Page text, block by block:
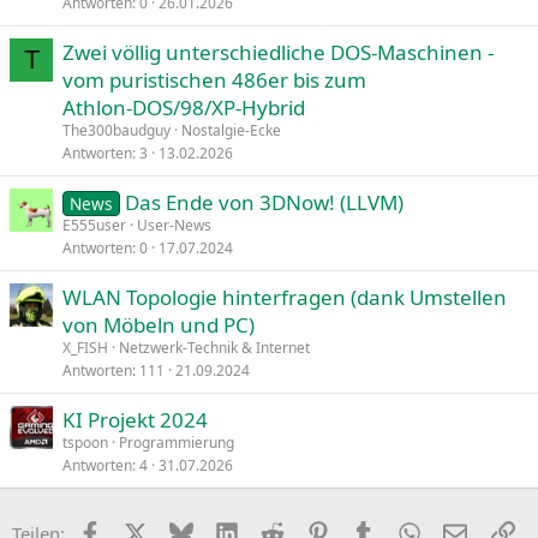
T
Zwei völlig unterschiedliche DOS‑Maschinen -
vom puristischen 486er bis zum
Athlon‑DOS/98/XP‑Hybrid
The300baudguy Nostalgie-Ecke
Antworten 3 13.02.2026
News Das Ende von 3DNow! (LLVM)
E555user User-News
Antworten 0 17.07.2024
WLAN Topologie hinterfragen (dank Umstellen
von Möbeln und PC)
X_FISH
Netzwerk-Technik & Internet
Antworten 111 21.09.2024
KI Projekt 2024
tspoon Programmierung
Antworten 4 31.07.2026
Teilen: Facebook BlueskyLinkedIn
Reddit PinterestTumblr WhatsApp
E-Mail